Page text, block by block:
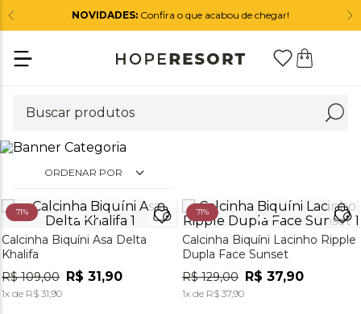
NOVIDADES: Confira o que acabou de chegar!
ORDENAR POR
71%
Calcinha Biquíni Asa Delta
Khalifa
R$ 109,00 R$ 31 ,90
1x de R$ 31,90
71%
Calcinha Biquíni Lacinho Ripple
Dupla Face Sunset
R$ 129,00 R$ 37,90
1x de R$ 37,90